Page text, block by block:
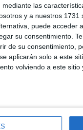
las
y a nuestros
puede acceder
su consentimiento.
de su consentimiento,
aplicarán solo a este
volviendo a este